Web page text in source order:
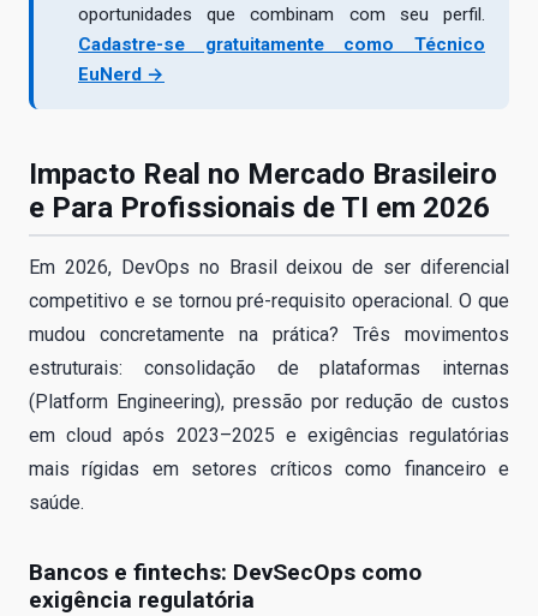
oportunidades que combinam com seu perfil.
Cadastre-se gratuitamente como Técnico
EuNerd →
Impacto Real no Mercado Brasileiro
e Para Profissionais de TI em 2026
Em 2026, DevOps no Brasil deixou de ser diferencial
competitivo e se tornou pré-requisito operacional. O que
mudou concretamente na prática? Três movimentos
estruturais: consolidação de plataformas internas
(Platform Engineering), pressão por redução de custos
em cloud após 2023–2025 e exigências regulatórias
mais rígidas em setores críticos como financeiro e
saúde.
Bancos e fintechs: DevSecOps como
exigência regulatória